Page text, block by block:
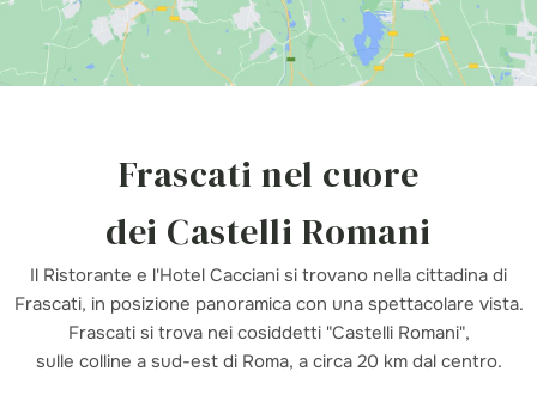
Frascati nel cuore
dei Castelli Romani
Il Ristorante e l'Hotel Cacciani si trovano nella cittadina di
Frascati, in posizione panoramica con una spettacolare vista.
Frascati si trova nei cosiddetti "Castelli Romani",
sulle colline a sud-est di Roma, a circa 20 km dal centro.